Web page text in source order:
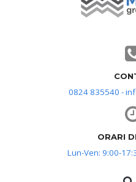
0824 835540 -
ORARI
Lun-Ven: 9:00-